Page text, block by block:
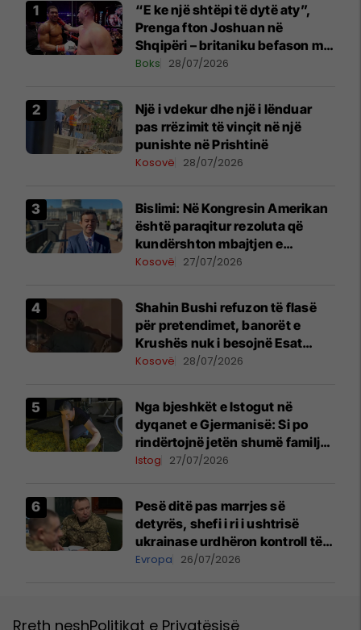
“E ke një shtëpi të dytë aty”,
Prenga fton Joshuan në
Shqipëri – britaniku befason me
komentin
Boks 28/07/2026
Një i vdekur dhe një i lënduar
pas rrëzimit të vinçit në një
punishte në Prishtinë
Kosovë 28/07/2026
Bislimi: Në Kongresin Amerikan
është paraqitur rezoluta që
kundërshton mbajtjen e
Asamblesë Parlamentare të
Kosovë 27/07/2026
Shahin Bushi refuzon të flasë
për pretendimet, banorët e
Krushës nuk i besojnë Esat
Shalës
Kosovë 28/07/2026
Nga bjeshkët e Istogut në
dyqanet e Gjermanisë: Si po
rindërtojnë jetën shumë familje
nga eksporti i bimëve mjekësore
Istog 27/07/2026
Pesë ditë pas marrjes së
detyrës, shefi i ri i ushtrisë
ukrainase urdhëron kontroll të
madh
Evropa 26/07/2026
Rreth neshPolitikat e Privatësisë